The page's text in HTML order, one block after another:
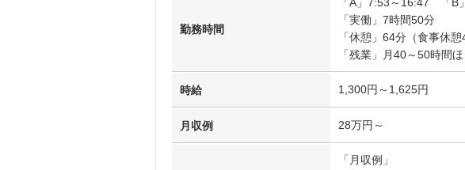
勤務時間
「実働」7時間50分
「休憩」64分（食事休
「残業」月40～50時間
時給 1,300円～1,625円
月収例 28万円～
「月収例」